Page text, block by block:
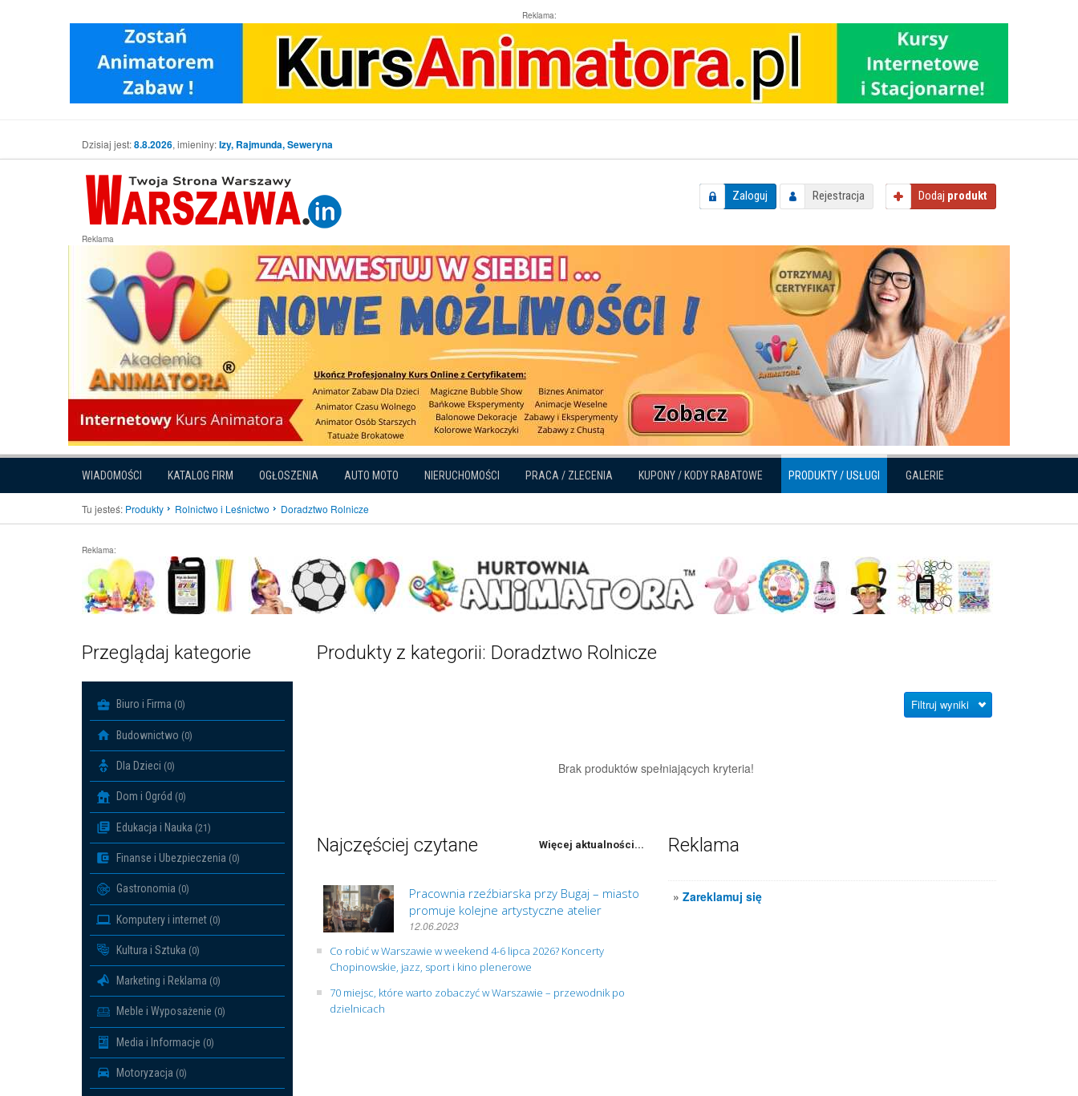
Reklama:
Dzisiaj jest:8.8.2026, imieniny:Izy, Rajmunda, Seweryna
Zaloguj Rejestracja Dodaj produkt
Reklama
WIADOMOŚCI KATALOG FIRM OGŁOSZENIA AUTO MOTO NIERUCHOMOŚCI PRACA / ZLECENIA KUPONY / KODY RABATOWE PRODUKTY / USŁUGI GALERIE
Tu jesteś: Produkty Rolnictwo i Leśnictwo Doradztwo Rolnicze
Reklama:
Przeglądaj kategorie
Biuro i Firma (0)
Budownictwo (0)
Dla Dzieci (0)
Dom i Ogród (0)
Edukacja i Nauka (21)
Finanse i Ubezpieczenia (0)
Gastronomia (0)
Komputery i internet (0)
Kultura i Sztuka (0)
Marketing i Reklama (0)
Meble i Wyposażenie (0)
Media i Informacje (0)
Motoryzacja (0)
Produkty z kategorii: Doradztwo Rolnicze
Filtruj wyniki
Brak produktów spełniających kryteria!
Najczęściej czytane Więcej aktualności...
Pracownia rzeźbiarska przy Bugaj – miasto
promuje kolejne artystyczne atelier
12.06.2023
Co robić w Warszawie w weekend 4-6 lipca 2026? Koncerty
Chopinowskie, jazz, sport i kino plenerowe
70 miejsc, które warto zobaczyć w Warszawie – przewodnik po
dzielnicach
Reklama
»Zareklamuj się